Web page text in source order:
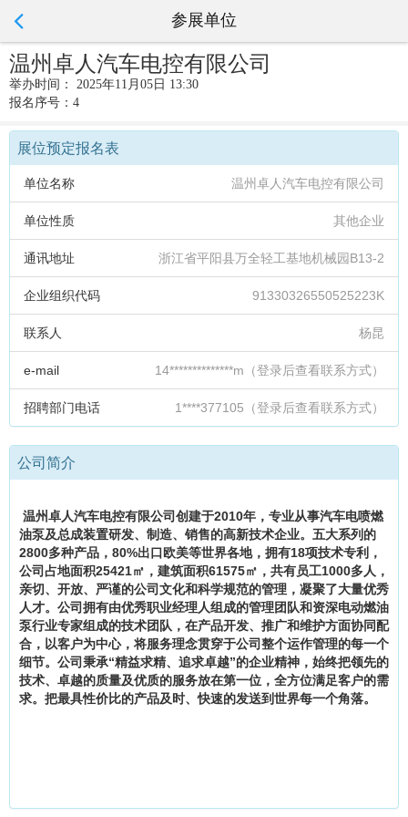
参展单位
温州卓人汽车电控有限公司
举办时间： 2025年11月05日 13:30
报名序号：4
展位预定报名表
单位名称 温州卓人汽车电控有限公司
单位性质 其他企业
通讯地址 浙江省平阳县万全轻工基地机械园B13-2
企业组织代码 91330326550525223K
联系人 杨昆
e-mail 14**************m（登录后查看联系方式）
招聘部门电话 1****377105（登录后查看联系方式）
公司简介
温州卓人汽车电控有限公司创建于2010年，专业从事汽车电喷燃
油泵及总成装置研发、制造、销售的高新技术企业。五大系列的
2800多种产品，80%出口欧美等世界各地，拥有18项技术专利，
公司占地面积25421㎡，建筑面积61575㎡，共有员工1000多人，
亲切、开放、严谨的公司文化和科学规范的管理，凝聚了大量优秀
人才。公司拥有由优秀职业经理人组成的管理团队和资深电动燃油
泵行业专家组成的技术团队，在产品开发、推广和维护方面协同配
合，以客户为中心，将服务理念贯穿于公司整个运作管理的每一个
细节。公司秉承“精益求精、追求卓越”的企业精神，始终把领先的
技术、卓越的质量及优质的服务放在第一位，全方位满足客户的需
求。把最具性价比的产品及时、快速的发送到世界每一个角落。